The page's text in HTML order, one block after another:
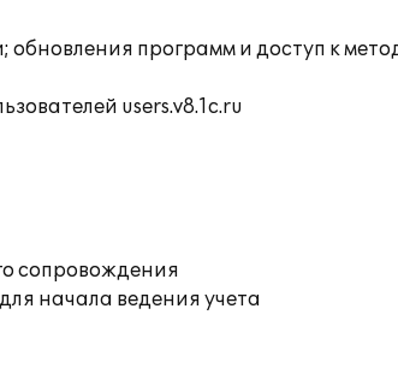
программ и доступ к
users.v8.1c.ru
сопровождения
начала ведения учета